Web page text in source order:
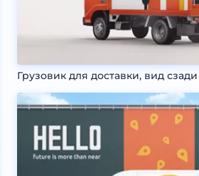
Грузовик для доставки, вид сзади